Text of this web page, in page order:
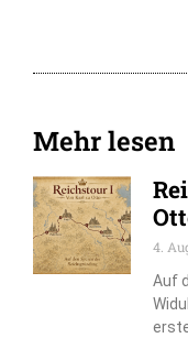
Mehr lesen
4.
Auf